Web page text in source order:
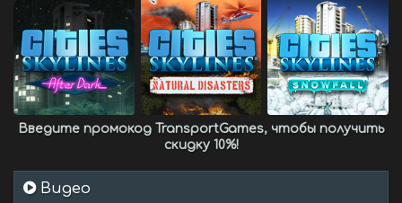
Введите промокод TransportGames, чтобы получить
скидку 10%!
Видео